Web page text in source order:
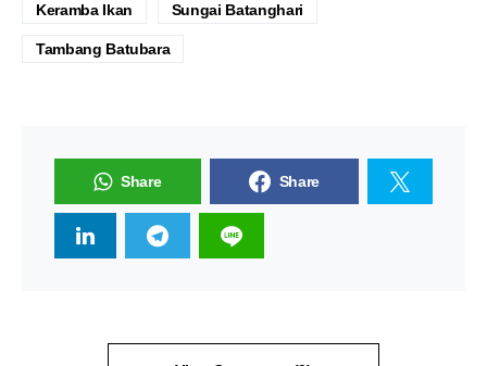
Keramba Ikan Sungai Batanghari
Tambang Batubara
Share Share